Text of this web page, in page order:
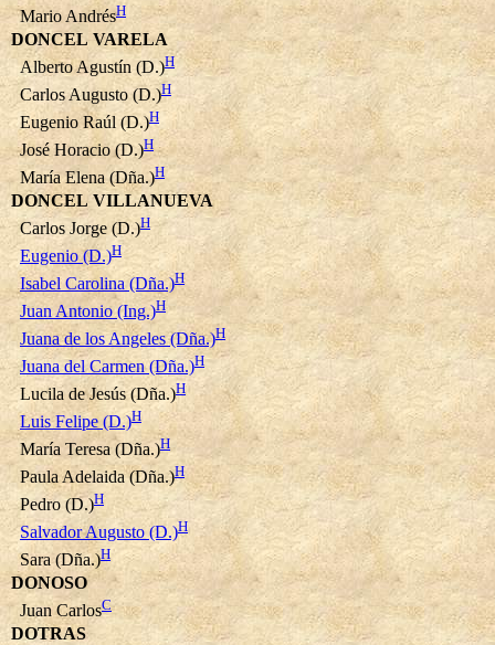
Mario AndrésH
DONCEL VARELA
Alberto Agustín (D.)H
Carlos Augusto (D.)H
Eugenio Raúl (D.)H
José Horacio (D.)H
María Elena (Dña.)H
DONCEL VILLANUEVA
Carlos Jorge (D.)H
Eugenio (D.)H
Isabel Carolina (Dña.)H
Juan Antonio (Ing.)H
Juana de los Angeles (Dña.)H
Juana del Carmen (Dña.)H
Lucila de Jesús (Dña.)H
Luis Felipe (D.)H
María Teresa (Dña.)H
Paula Adelaida (Dña.)H
Pedro (D.)H
Salvador Augusto (D.)H
Sara (Dña.)H
DONOSO
Juan CarlosC
DOTRAS